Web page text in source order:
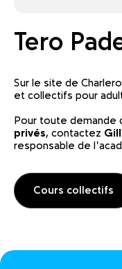
Tero
Sur le site de
et collectifs pour
Pour toute demande
privés, contactez
responsable de
Cours collectifs